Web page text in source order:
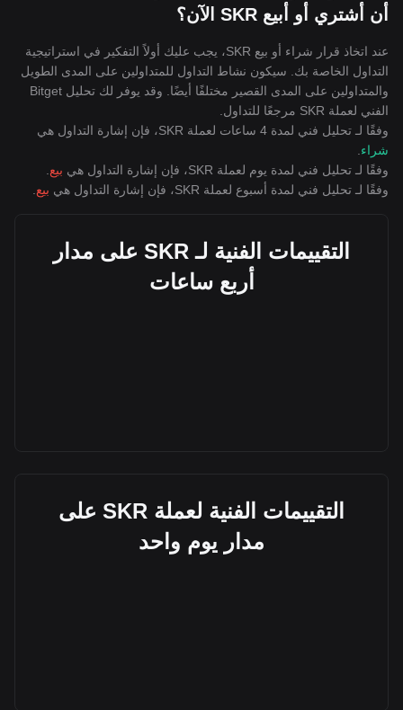
أن أشتري أو أبيع SKR الآن؟
عند اتخاذ قرار شراء أو بيع SKR، يجب عليك أولاً التفكير في استراتيجية
التداول الخاصة بك. سيكون نشاط التداول للمتداولين على المدى الطويل
والمتداولين على المدى القصير مختلفًا أيضًا. وقد يوفر لك تحليل Bitget
الفني لعملة SKR مرجعًا للتداول.
وفقًا لـ تحليل فني لمدة 4 ساعات لعملة SKR، فإن إشارة التداول هي
شراء
وفقًا لـ تحليل فني لمدة يوم لعملة SKR، فإن إشارة التداول هي
بيع
وفقًا لـ تحليل فني لمدة أسبوع لعملة SKR، فإن إشارة التداول هي
بيع
التقييمات الفنية لـ SKR على مدار
أربع ساعات
التقييمات الفنية لعملة SKR على
مدار يوم واحد